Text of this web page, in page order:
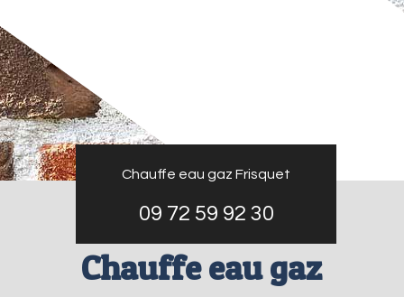
Chauffe eau gaz Frisquet
09 72 59 92 30
Chauffe eau gaz